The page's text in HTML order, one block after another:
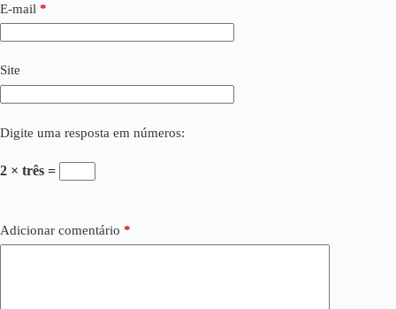
E-mail *
Site
Digite uma resposta em números:
2 × três =
Adicionar comentário *